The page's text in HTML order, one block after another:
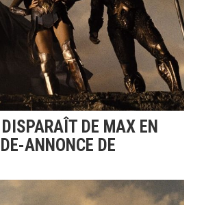
DE MAX EN
ANNONCE DE